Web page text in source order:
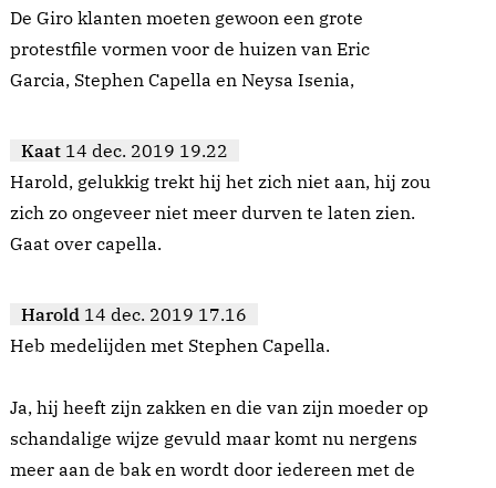
De Giro klanten moeten gewoon een grote
protestfile vormen voor de huizen van Eric
Garcia, Stephen Capella en Neysa Isenia,
Kaat 14 dec. 2019 19.22
Harold, gelukkig trekt hij het zich niet aan, hij zou
zich zo ongeveer niet meer durven te laten zien.
Gaat over capella.
Harold 14 dec. 2019 17.16
Heb medelijden met Stephen Capella.
Ja, hij heeft zijn zakken en die van zijn moeder op
schandalige wijze gevuld maar komt nu nergens
meer aan de bak en wordt door iedereen met de